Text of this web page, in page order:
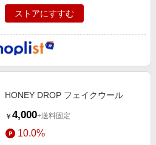
ストアにすすむ
HONEY DROP フェイクウール
￥ 4,000+送料固定
10.0%